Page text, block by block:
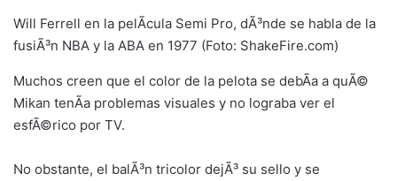
Will Ferrell en la pelÃ­cula Semi Pro, dÃ³nde se habla de la
fusiÃ³n NBA y la ABA en 1977 (Foto: ShakeFire.com)
Muchos creen que el color de la pelota se debÃ­a a quÃ©
Mikan tenÃ­a problemas visuales y no lograba ver el
esfÃ©rico por TV.
No obstante, el balÃ³n tricolor dejÃ³ su sello y se